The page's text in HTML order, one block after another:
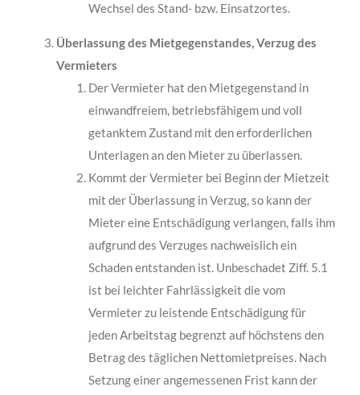
Wechsel des Stand- bzw. Einsatzortes.
Überlassung des Mietgegenstandes, Verzug des
Vermieters
Der Vermieter hat den Mietgegenstand in
einwandfreiem, betriebsfähigem und voll
getanktem Zustand mit den erforderlichen
Unterlagen an den Mieter zu überlassen.
Kommt der Vermieter bei Beginn der Mietzeit
mit der Überlassung in Verzug, so kann der
Mieter eine Entschädigung verlangen, falls ihm
aufgrund des Verzuges nachweis­lich ein
Schaden entstanden ist. Unbeschadet Ziff. 5.1
ist bei leichter Fahrlässigkeit die vom
Vermieter zu leistende Entschädigung für
jeden Arbeitstag begrenzt auf höchstens den
Betrag des täglichen Nettomietpreises. Nach
Setzung einer angemessenen Frist kann der